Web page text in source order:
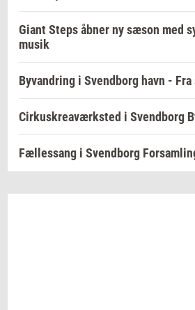
Giant Steps åbner ny sæson med
musik
Byvandring i Svendborg havn -
Cirkuskreaværksted i Svendborg
Fællessang i Svendborg